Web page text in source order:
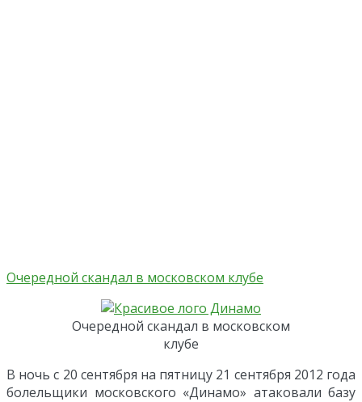
Очередной скандал в московском клубе
Очередной скандал в московском
клубе
В ночь с 20 сентября на пятницу 21 сентября 2012 года
болельщики московского «Динамо» атаковали базу